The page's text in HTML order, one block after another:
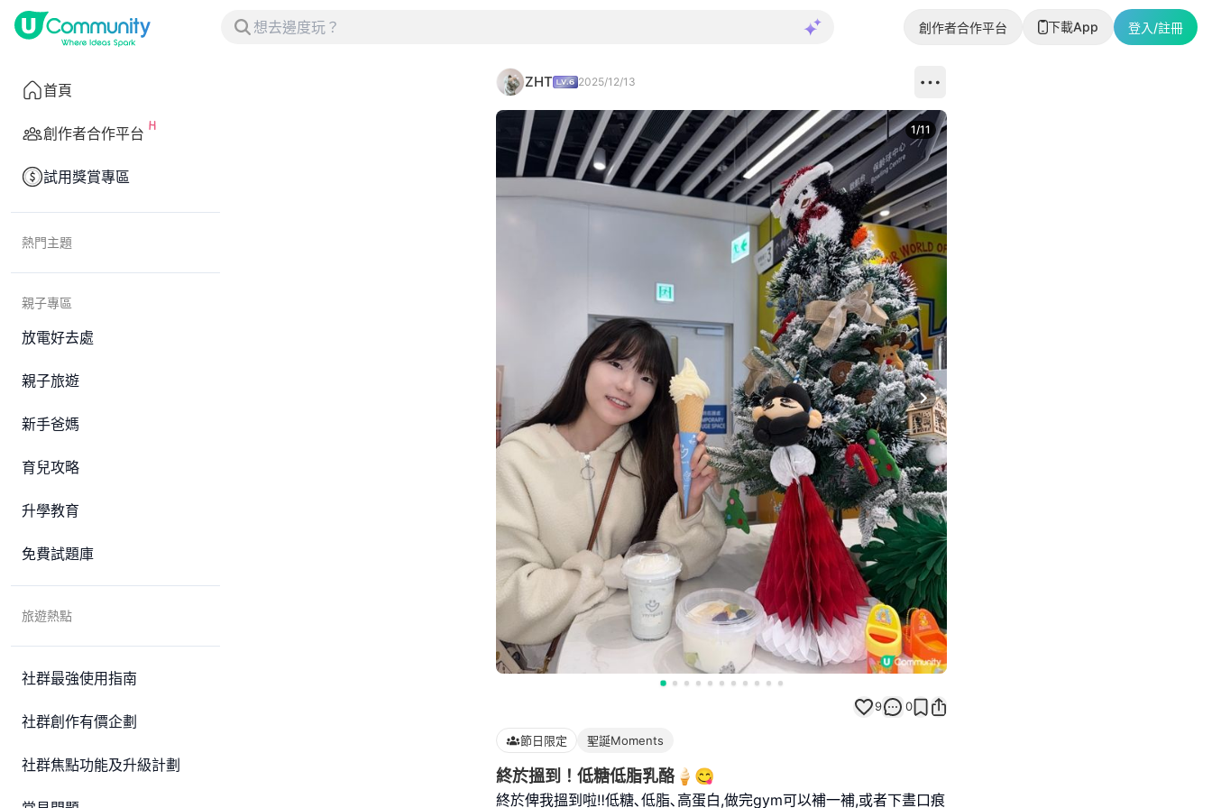
創作者合作平台 下載App 登入/註冊
首頁
創作者合作平台
試用獎賞專區
熱門主題
親子專區
放電好去處
親子旅遊
新手爸媽
育兒攻略
升學教育
免費試題庫
旅遊熱點
社群最強使用指南
社群創作有價企劃
社群焦點功能及升級計劃
ZHT 2025/12/13
Next slide
1/11
9 0
節日限定 聖誕Moments
終於搵到！低糖低脂乳酪🍦😋
終於俾我搵到啦‼️低糖､低脂､高蛋白,做完gym可以補一補,或者下晝口痕